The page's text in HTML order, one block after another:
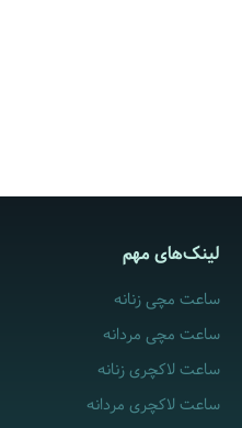
لینک‌های مهم
ساعت مچی زنانه
ساعت مچی مردانه
ساعت لاکچری زنانه
ساعت لاکچری مردانه